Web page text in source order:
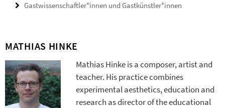
Gastwissenschaftler*innen und Gastkünstler*innen
MATHIAS HINKE
Mathias Hinke is a composer, artist and
teacher. His practice combines
experimental aesthetics, education and
research as director of the educational